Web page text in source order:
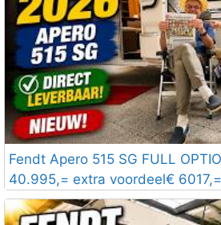
Fendt Apero 515 SG FULL
40.995,= extra voordeel€ 6017,=